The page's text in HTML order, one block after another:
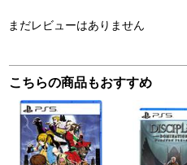
まだレビューはありません
こちらの商品もおすすめ